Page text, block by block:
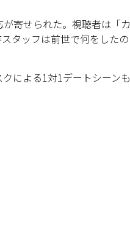
寄せられた。視聴者は「カ
タッフは前世で何をしたの
による1対1デートシーンも